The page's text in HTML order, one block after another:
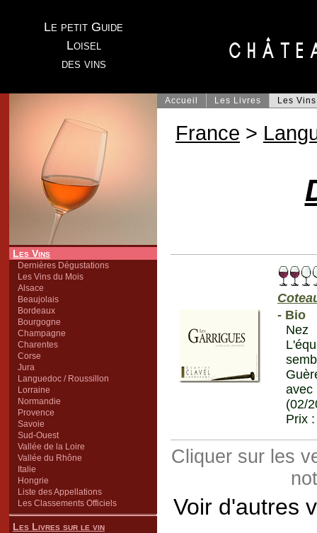
Le petit Guide
Loisel
des vins
Les Vins
Dernières Dégustations
Les Vins du Mois
Alsace
Beaujolais
Bordeaux
Bourgogne
Champagne
Charentes
Corse
Jura
Languedoc / Roussillon
Lorraine
Normandie
Provence
Savoie
Sud-Ouest
Vallée de la Loire
Vallée du Rhône
Italie
Hongrie
Liste des Appellations
Les Classements Officiels
Les Livres sur le vin
Accueil Les Livres Les Vins
France >
- Bio
Nez
(02/
Prix
Cliquer sur les
Voir d'autres